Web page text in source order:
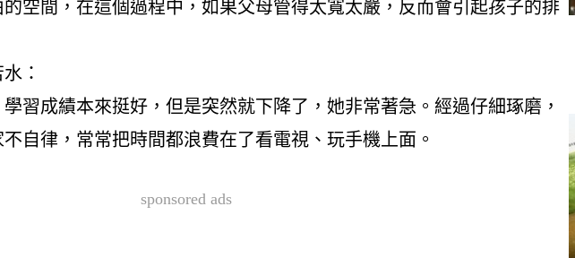
空間，在這個過程中， 如果父母管得太寬太嚴，反而會引起孩子的排
：
習成績本來挺好，但是突然就下降了，她非常著急。經過仔細琢磨，
自律，常常把時間都浪費在了看電視、玩手機上面。
sponsored ads